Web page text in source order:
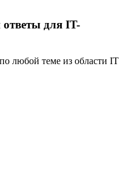
для IT-
любой теме из области IT